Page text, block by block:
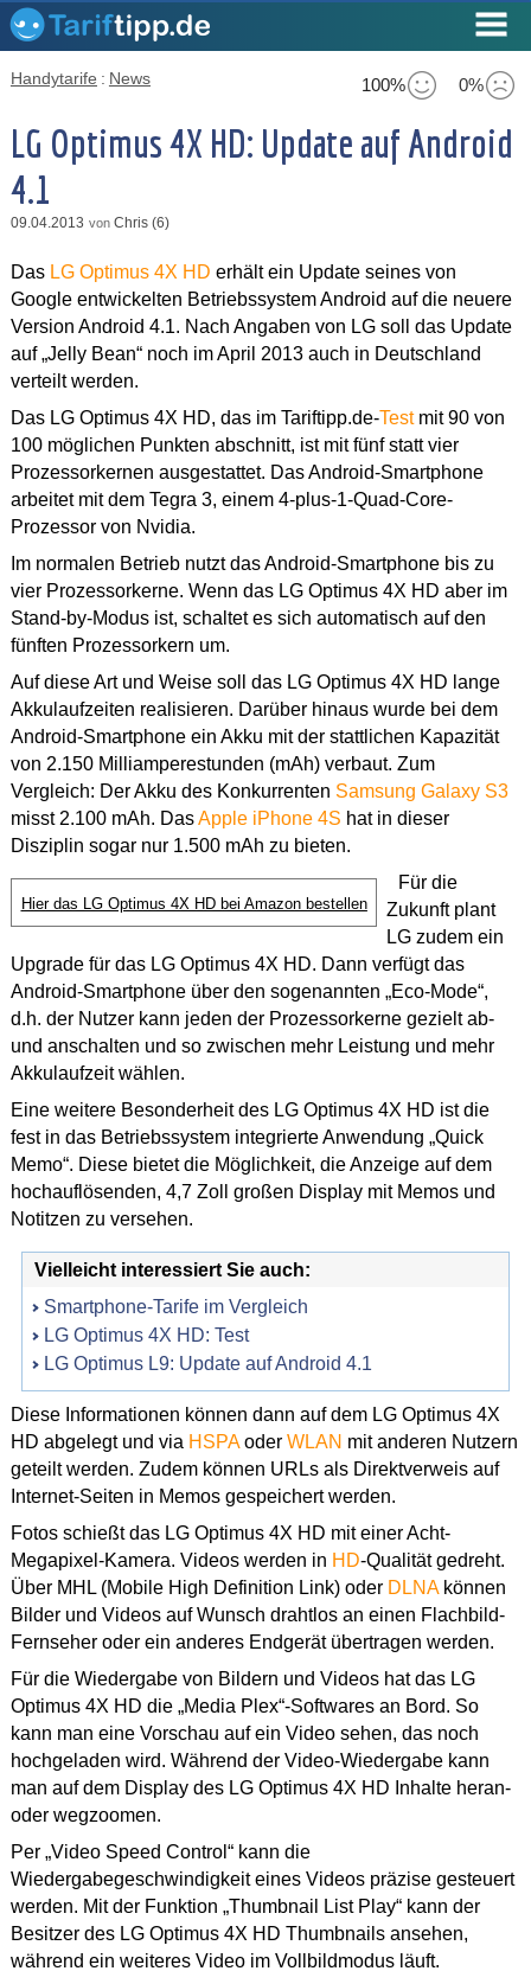
100% 0%
Handytarife : News
LG Optimus 4X HD: Update auf Android
4.1
09.04.2013 von Chris (6)
Das LG Optimus 4X HD erhält ein Update seines von
Google entwickelten Betriebssystem Android auf die neuere
Version Android 4.1. Nach Angaben von LG soll das Update
auf „Jelly Bean“ noch im April 2013 auch in Deutschland
verteilt werden.
Das LG Optimus 4X HD, das im Tariftipp.de-Testmit 90 von
100 möglichen Punkten abschnitt, ist mit fünf statt vier
Prozessorkernen ausgestattet. Das Android-Smartphone
arbeitet mit dem Tegra 3, einem 4-plus-1-Quad-Core-
Prozessor von Nvidia.
Im normalen Betrieb nutzt das Android-Smartphone bis zu
vier Prozessorkerne. Wenn das LG Optimus 4X HD aber im
Stand-by-Modus ist, schaltet es sich automatisch auf den
fünften Prozessorkern um.
Auf diese Art und Weise soll das LG Optimus 4X HD lange
Akkulaufzeiten realisieren. Darüber hinaus wurde bei dem
Android-Smartphone ein Akku mit der stattlichen Kapazität
von 2.150 Milliamperestunden (mAh) verbaut. Zum
Vergleich: Der Akku des Konkurrenten Samsung Galaxy S3
misst 2.100 mAh. DasApple iPhone 4S hat in dieser
Disziplin sogar nur 1.500 mAh zu bieten.
Hier das LG Optimus 4X HD bei Amazon bestellen
Für die
Zukunft plant
LG zudem ein
Upgrade für das LG Optimus 4X HD. Dann verfügt das
Android-Smartphone über den sogenannten „Eco-Mode“,
d.h. der Nutzer kann jeden der Prozessorkerne gezielt ab-
und anschalten und so zwischen mehr Leistung und mehr
Akkulaufzeit wählen.
Eine weitere Besonderheit des LG Optimus 4X HD ist die
fest in das Betriebssystem integrierte Anwendung „Quick
Memo“. Diese bietet die Möglichkeit, die Anzeige auf dem
hochauflösenden, 4,7 Zoll großen Display mit Memos und
Notitzen zu versehen.
Vielleicht interessiert Sie auch:
Smartphone-Tarife im Vergleich
LG Optimus 4X HD: Test
LG Optimus L9: Update auf Android 4.1
Diese Informationen können dann auf dem LG Optimus 4X
HD abgelegt und via HSPAoder WLAN mit anderen Nutzern
geteilt werden. Zudem können URLs als Direktverweis auf
Internet-Seiten in Memos gespeichert werden.
Fotos schießt das LG Optimus 4X HD mit einer Acht-
Megapixel-Kamera. Videos werden in HD-Qualität gedreht.
Über MHL (Mobile High Definition Link) oder DLNA können
Bilder und Videos auf Wunsch drahtlos an einen Flachbild-
Fernseher oder ein anderes Endgerät übertragen werden.
Für die Wiedergabe von Bildern und Videos hat das LG
Optimus 4X HD die „Media Plex“-Softwares an Bord. So
kann man eine Vorschau auf ein Video sehen, das noch
hochgeladen wird. Während der Video-Wiedergabe kann
man auf dem Display des LG Optimus 4X HD Inhalte heran-
oder wegzoomen.
Per „Video Speed Control“ kann die
Wiedergabegeschwindigkeit eines Videos präzise gesteuert
werden. Mit der Funktion „Thumbnail List Play“ kann der
Besitzer des LG Optimus 4X HD Thumbnails ansehen,
während ein weiteres Video im Vollbildmodus läuft.